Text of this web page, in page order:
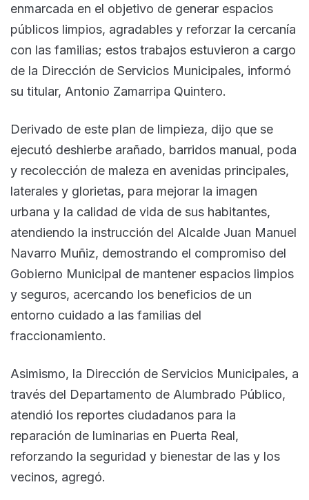
enmarcada en el objetivo de generar espacios
públicos limpios, agradables y reforzar la cercanía
con las familias; estos trabajos estuvieron a cargo
de la Dirección de Servicios Municipales, informó
su titular, Antonio Zamarripa Quintero.
Derivado de este plan de limpieza, dijo que se
ejecutó deshierbe arañado, barridos manual, poda
y recolección de maleza en avenidas principales,
laterales y glorietas, para mejorar la imagen
urbana y la calidad de vida de sus habitantes,
atendiendo la instrucción del Alcalde Juan Manuel
Navarro Muñiz, demostrando el compromiso del
Gobierno Municipal de mantener espacios limpios
y seguros, acercando los beneficios de un
entorno cuidado a las familias del
fraccionamiento.
Asimismo, la Dirección de Servicios Municipales, a
través del Departamento de Alumbrado Público,
atendió los reportes ciudadanos para la
reparación de luminarias en Puerta Real,
reforzando la seguridad y bienestar de las y los
vecinos, agregó.